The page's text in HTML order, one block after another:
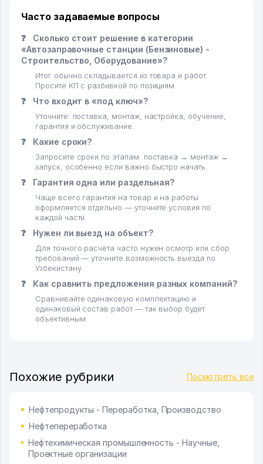
Часто задаваемые вопросы
❓
Сколько стоит решение в категории
«Автозаправочные станции (Бензиновые) -
Строительство, Оборудование»?
Итог обычно складывается из товара и работ.
Просите КП с разбивкой по позициям.
❓ Что входит в «под ключ»?
Уточните: поставка, монтаж, настройка, обучение,
гарантия и обслуживание.
❓ Какие сроки?
Запросите сроки по этапам: поставка → монтаж →
запуск, особенно если важно быстро начать.
❓ Гарантия одна или раздельная?
Чаще всего гарантия на товар и на работы
оформляется отдельно — уточните условия по
каждой части.
❓ Нужен ли выезд на объект?
Для точного расчёта часто нужен осмотр или сбор
требований — уточните возможность выезда по
Узбекистану.
❓ Как сравнить предложения разных компаний?
Сравнивайте одинаковую комплектацию и
одинаковый состав работ — так выбор будет
объективным.
Похожие рубрики Посмотреть все
Нефтепродукты - Переработка, Производство
Нефтепереработка
Нефтехимическая промышленность - Научные,
Проектные организации